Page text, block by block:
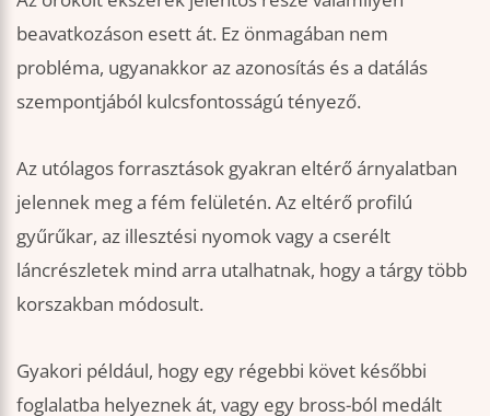
beavatkozáson esett át. Ez önmagában nem
probléma, ugyanakkor az azonosítás és a datálás
szempontjából kulcsfontosságú tényező.
Az utólagos forrasztások gyakran eltérő árnyalatban
jelennek meg a fém felületén. Az eltérő profilú
gyűrűkar, az illesztési nyomok vagy a cserélt
láncrészletek mind arra utalhatnak, hogy a tárgy több
korszakban módosult.
Gyakori például, hogy egy régebbi követ későbbi
foglalatba helyeznek át, vagy egy bross-ból medált